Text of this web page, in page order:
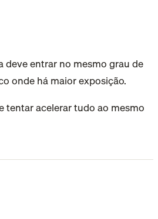
deve entrar no mesmo grau de
onde há maior exposição.
tentar acelerar tudo ao mesmo